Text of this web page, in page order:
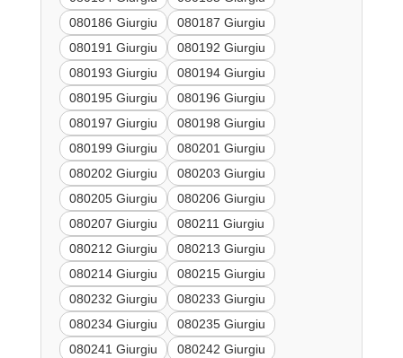
080186 Giurgiu
080187 Giurgiu
080191 Giurgiu
080192 Giurgiu
080193 Giurgiu
080194 Giurgiu
080195 Giurgiu
080196 Giurgiu
080197 Giurgiu
080198 Giurgiu
080199 Giurgiu
080201 Giurgiu
080202 Giurgiu
080203 Giurgiu
080205 Giurgiu
080206 Giurgiu
080207 Giurgiu
080211 Giurgiu
080212 Giurgiu
080213 Giurgiu
080214 Giurgiu
080215 Giurgiu
080232 Giurgiu
080233 Giurgiu
080234 Giurgiu
080235 Giurgiu
080241 Giurgiu
080242 Giurgiu